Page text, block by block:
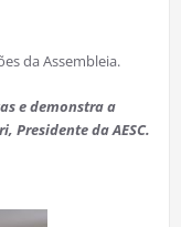
da Assembleia.
e demonstra a
Presidente da AESC.